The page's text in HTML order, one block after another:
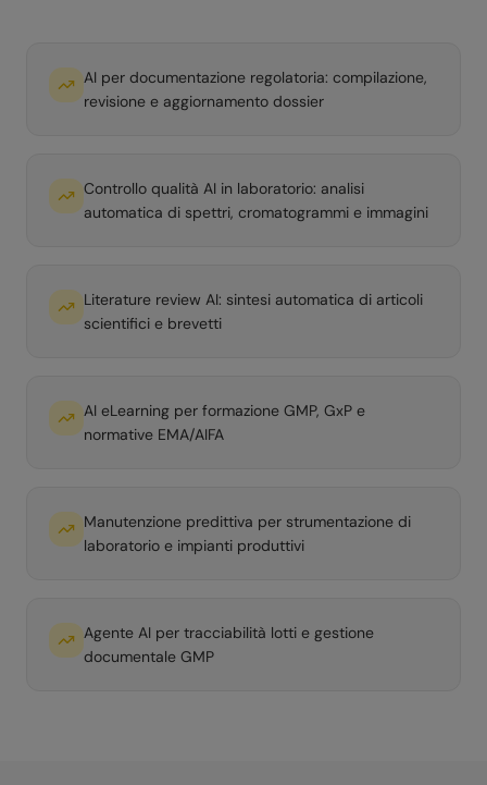
AI per documentazione regolatoria: compilazione,
revisione e aggiornamento dossier
Controllo qualità AI in laboratorio: analisi
automatica di spettri, cromatogrammi e immagini
Literature review AI: sintesi automatica di articoli
scientifici e brevetti
AI eLearning per formazione GMP, GxP e
normative EMA/AIFA
Manutenzione predittiva per strumentazione di
laboratorio e impianti produttivi
Agente AI per tracciabilità lotti e gestione
documentale GMP